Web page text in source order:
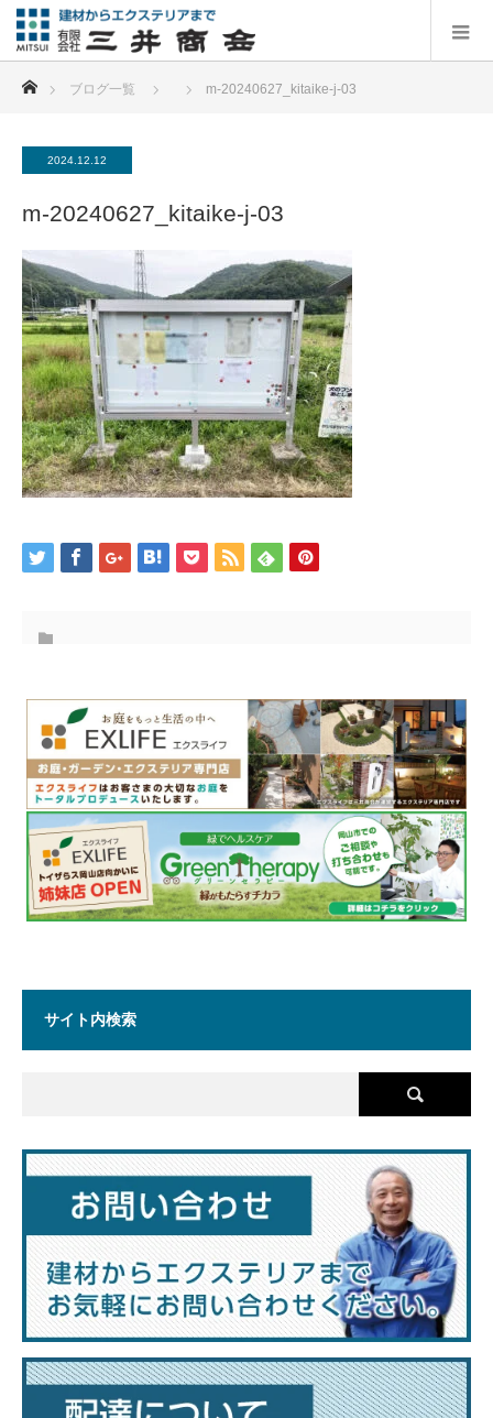
ブログ一覧 m-20240627_kitaike-j-03
2024.12.12
m-20240627_kitaike-j-03
サイト内検索